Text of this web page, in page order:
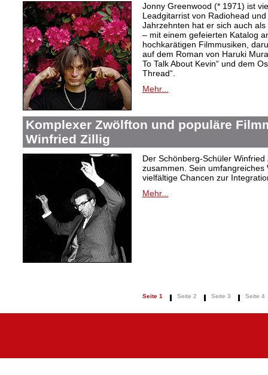
Jonny Greenwood (* 1971) ist
Leadgitarrist von Radiohead
Jahrzehnten hat er sich auch
– mit einem gefeierten Katalog
hochkarätigen Filmmusiken,
auf dem Roman von Haruki
To Talk About Kevin“ und dem
Thread“.
Mehr...
Komplexer Zwölfton und populäre
Winfried Zillig
Der Schönberg-Schüler
zusammen. Sein
vielfältige Chancen zur
Mehr...
Seite 1 Seite 2 Seite 3 Seite 4